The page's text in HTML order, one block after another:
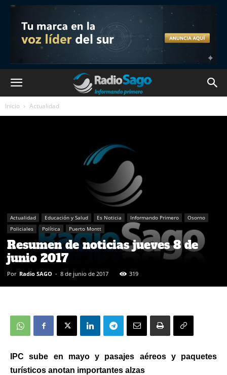
Inicio Actualidad
Actualidad Educación y Salud Es Noticia Informando Primero
Osorno
Policiales
Política Puerto Montt
Resumen de noticias jueves 8 de
junio 2017
Por Radio SAGO - 8 de junio de 2017 319
IPC sube en mayo y pasajes aéreos y paquetes
turísticos anotan importantes alzas